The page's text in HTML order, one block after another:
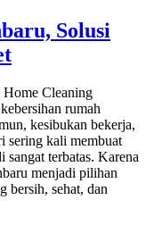
Solusi
Home Cleaning
rumah
kesibukan bekerja,
sering kali membuat
terbatas. Karena
menjadi pilihan
bersih, sehat, dan